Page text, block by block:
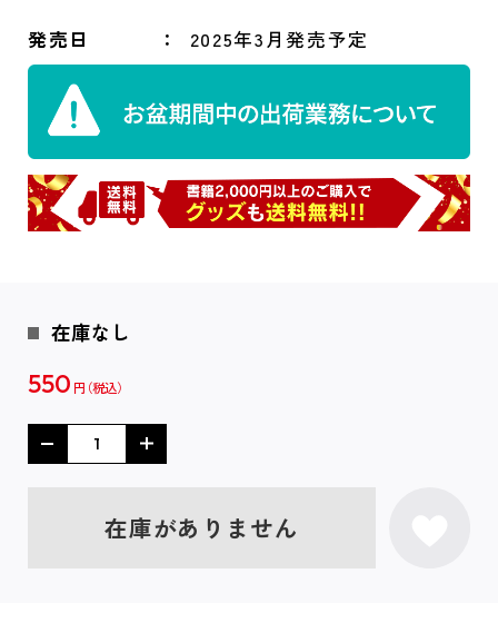
発売日 2025年3月発売予定
在庫なし
550 円
在庫がありません